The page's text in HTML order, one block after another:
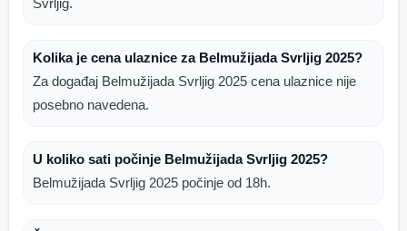
Svrljig.
Kolika je cena ulaznice za Belmužijada Svrljig 2025?
Za događaj Belmužijada Svrljig 2025 cena ulaznice nije
posebno navedena.
U koliko sati počinje Belmužijada Svrljig 2025?
Belmužijada Svrljig 2025 počinje od 18h.